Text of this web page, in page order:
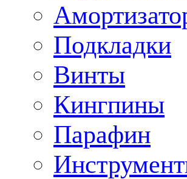
Подкладки
Винты
Кингпины
Парафин